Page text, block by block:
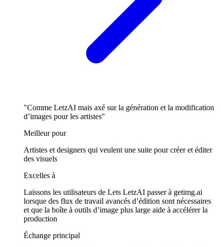
"Comme LetzAI mais axé sur la génération et la modification
d’images pour les artistes"
Meilleur pour
Artistes et designers qui veulent une suite pour créer et éditer
des visuels
Excelles à
Laissons les utilisateurs de Lets LetzAI passer à getimg.ai
lorsque des flux de travail avancés d’édition sont nécessaires
et que la boîte à outils d’image plus large aide à accélérer la
production
Échange principal